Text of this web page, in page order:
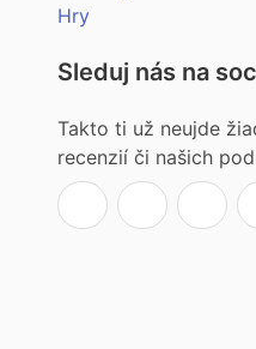
Hry
Sleduj nás na
Takto ti už neujde
recenzií či našich